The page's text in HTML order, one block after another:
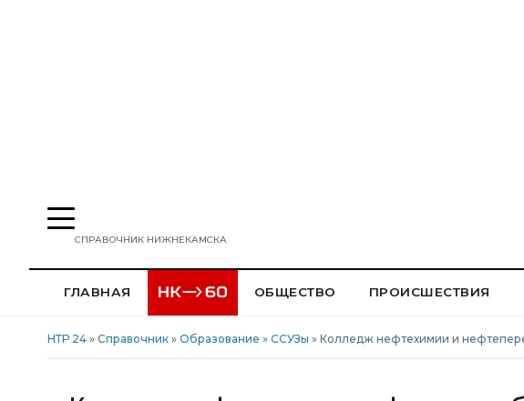
СПРАВОЧНИК НИЖНЕКАМСКА
ГЛАВНАЯ ОБЩЕСТВО ПРОИСШЕСТВИЯ
НТР 24 » Справочник » Образование » ССУЗы » Колледж нефтехимии и